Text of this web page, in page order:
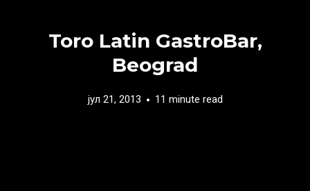
Toro Latin GastroBar,
Beograd
јул 21, 2013 11 minute read